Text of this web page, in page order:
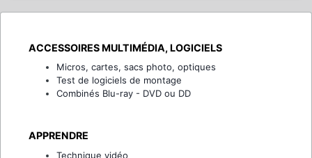
ACCESSOIRES MULTIMÉDIA, LOGICIELS
Micros, cartes, sacs photo, optiques
Test de logiciels de montage
Combinés Blu-ray - DVD ou DD
APPRENDRE
Technique vidéo